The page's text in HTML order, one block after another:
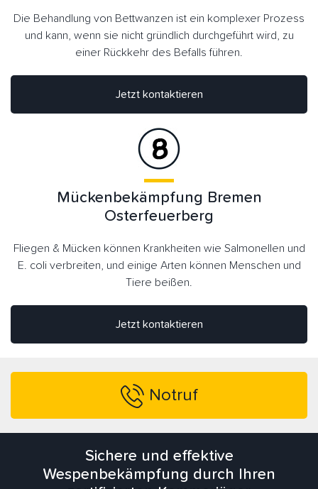
Die Behandlung von Bettwanzen ist ein komplexer Prozess
und kann, wenn sie nicht gründlich durchgeführt wird, zu
einer Rückkehr des Befalls führen.
Jetzt kontaktieren
Jetzt kontaktieren
Mückenbekämpfung Bremen
Osterfeuerberg
Fliegen & Mücken können Krankheiten wie Salmonellen und
E. coli verbreiten, und einige Arten können Menschen und
Tiere beißen.
Notruf
Sichere und effektive
Wespenbekämpfung durch Ihren